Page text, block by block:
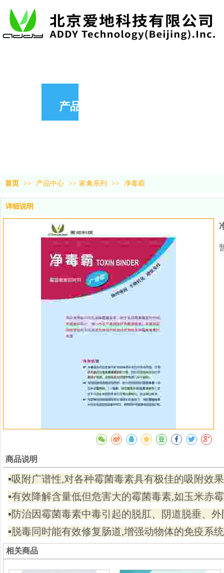
产品中心
首页 >> 产品中心 >> 家禽系列 >> 净毒霸
详细说明
商品说明
▪吸附广谱性,对各种霉菌毒素具有极佳的吸附效
▪有效降解含量低但危害大的霉菌毒素,如玉米赤
▪防治因霉菌毒素中毒引起的脱肛、阴道脱垂、
▪脱毒同时能有效修复肠道,增强动物体的免疫系
相关商品